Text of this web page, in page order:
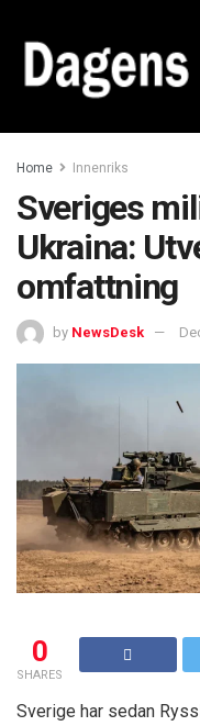
Home Innenriks
Sveriges
Ukraina:
omfattning
by NewsDesk
0
SHARES
Sverige har sedan